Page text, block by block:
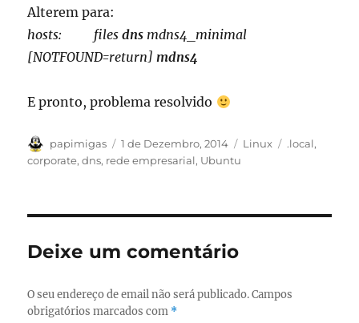
Alterem para:
hosts: filesdns mdns4_minimal
[NOTFOUND=return]mdns4
E pronto, problema resolvido
Autor
papimigas
Publicado
em
1 de Dezembro, 2014 Categorias
Linux Etiquetas
.local,
corporate,dns, rede empresarial, Ubuntu
Deixe um comentário
O seu endereço de email não será publicado. Campos
obrigatórios marcados com *